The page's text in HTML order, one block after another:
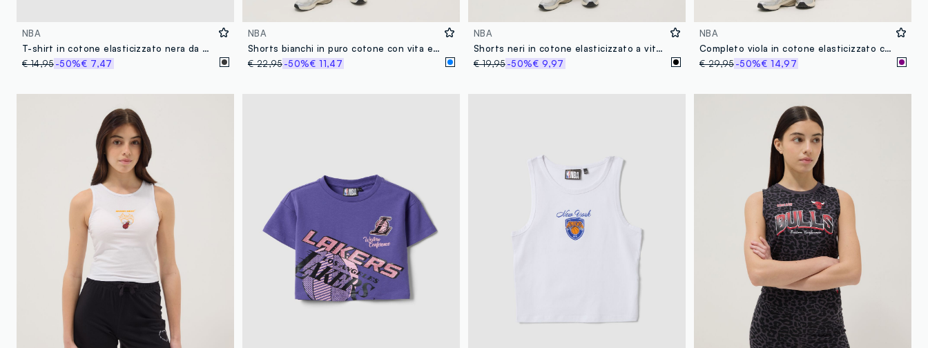
NBA
T-shirt in cotone elasticizzato nera da bambina boxy fit NY Knicks
€ 14,95-50%€ 7,47
NBA
Shorts bianchi in puro cotone con vita elastica
€ 22,95-50%€ 11,47
NBA
Shorts neri in cotone elasticizzato a vita alta
€ 19,95-50%€ 9,97
NBA
Completo viola in cotone elasticizzato con top e shorts
€ 29,95-50%€ 14,97